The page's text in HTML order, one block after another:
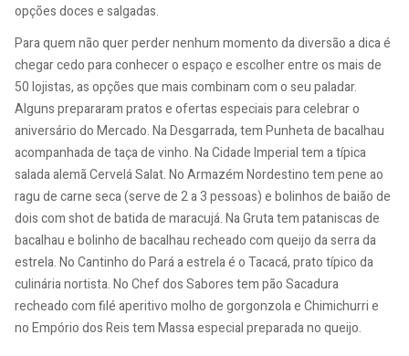
opções doces e salgadas.
Para quem não quer perder nenhum momento da diversão a dica é
chegar cedo para conhecer o espaço e escolher entre os mais de
50 lojistas, as opções que mais combinam com o seu paladar.
Alguns prepararam pratos e ofertas especiais para celebrar o
aniversário do Mercado. Na Desgarrada, tem Punheta de bacalhau
acompanhada de taça de vinho. Na Cidade Imperial tem a típica
salada alemã Cervelá Salat. No Armazém Nordestino tem pene ao
ragu de carne seca (serve de 2 a 3 pessoas) e bolinhos de baião de
dois com shot de batida de maracujá. Na Gruta tem pataniscas de
bacalhau e bolinho de bacalhau recheado com queijo da serra da
estrela. No Cantinho do Pará a estrela é o Tacacá, prato típico da
culinária nortista. No Chef dos Sabores tem pão Sacadura
recheado com filé aperitivo molho de gorgonzola e Chimichurri e
no Empório dos Reis tem Massa especial preparada no queijo.